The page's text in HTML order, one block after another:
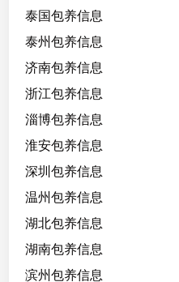
泰国包养信息
泰州包养信息
济南包养信息
浙江包养信息
淄博包养信息
淮安包养信息
深圳包养信息
温州包养信息
湖北包养信息
湖南包养信息
滨州包养信息